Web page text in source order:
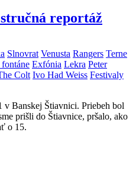
reportáž
Slnovrat Venusta Rangers Terne
Exfónia Lekra Peter
Colt Ivo Had Weiss Festivaly
v Banskej Štiavnici. Priebeh bol
prišli do Štiavnice, pršalo, ako
o 15.